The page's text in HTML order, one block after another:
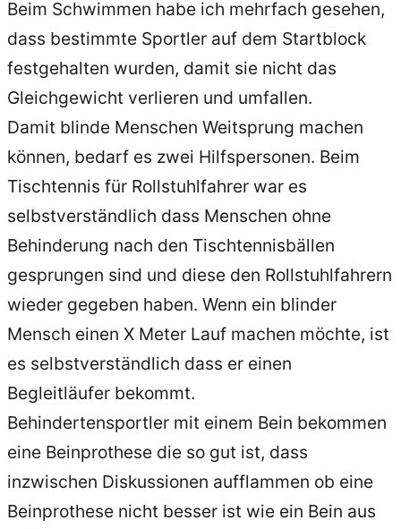
Beim Schwimmen habe ich mehrfach gesehen,
dass bestimmte Sportler auf dem Startblock
festgehalten wurden, damit sie nicht das
Gleichgewicht verlieren und umfallen.
Damit blinde Menschen Weitsprung machen
können, bedarf es zwei Hilfspersonen. Beim
Tischtennis für Rollstuhlfahrer war es
selbstverständlich dass Menschen ohne
Behinderung nach den Tischtennisbällen
gesprungen sind und diese den Rollstuhlfahrern
wieder gegeben haben. Wenn ein blinder
Mensch einen X Meter Lauf machen möchte, ist
es selbstverständlich dass er einen
Begleitläufer bekommt.
Behindertensportler mit einem Bein bekommen
eine Beinprothese die so gut ist, dass
inzwischen Diskussionen aufflammen ob eine
Beinprothese nicht besser ist wie ein Bein aus